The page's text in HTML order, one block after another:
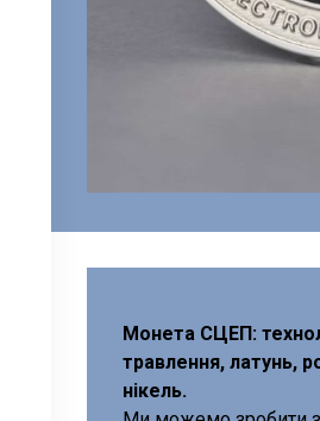
Монета СЦЕП:
травлення, латунь,
нікель.